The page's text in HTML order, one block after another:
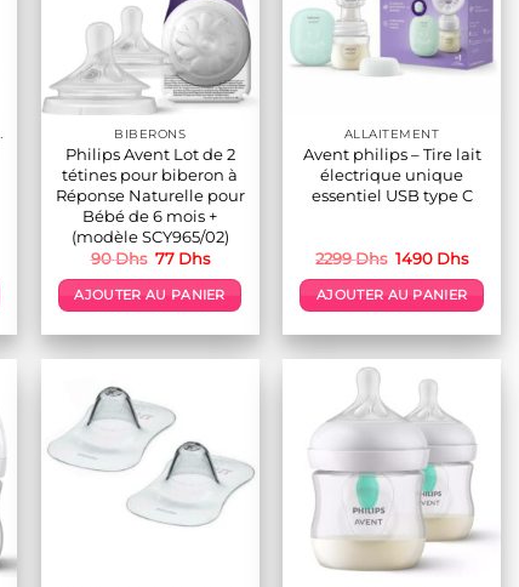
BIBERONS
Philips Avent Lot de 2
tétines pour biberon à
Réponse Naturelle pour
Bébé de 6 mois +
(modèle SCY965/02)
90Dhs Le
initial
était :
77 DhsLe
actuel
est :
AJOUTER AU PANIER
ALLAITEMENT
Avent philips – Tire lait
électrique unique
essentiel USB type C
2299Dhs Le
initial
était :
1490 DhsLe
actuel
est :
AJOUTER AU PANIER